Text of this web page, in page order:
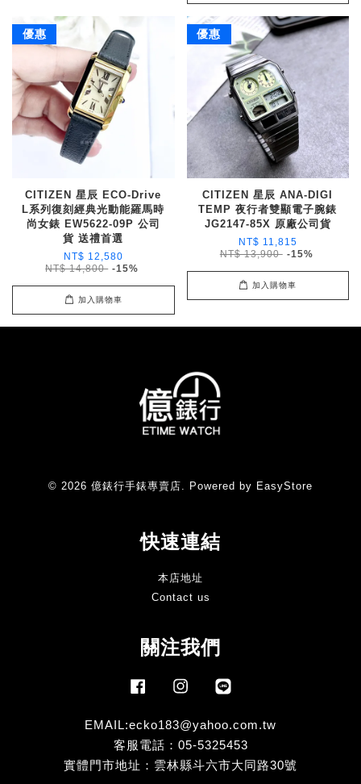
優惠
CITIZEN 星辰 ECO-Drive
L系列復刻經典光動能羅馬時
尚女錶 EW5622-09P 公司
貨 送禮首選
NT$ 12,580
NT$ 14,800 -15%
加入購物車
優惠
CITIZEN 星辰 ANA-DIGI
TEMP 夜行者雙顯電子腕錶
JG2147-85X 原廠公司貨
NT$ 11,815
NT$ 13,900 -15%
加入購物車
© 2026 億錶行手錶專賣店. Powered by EasyStore
快速連結
本店地址
Contact us
關注我們
Facebook Instagram
EMAIL:ecko183@yahoo.com.tw
客服電話：05-5325453
實體門市地址：雲林縣斗六市大同路30號